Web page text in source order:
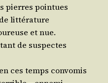
pierres pointues
littérature
et nue.
de sus­pectes
ces temps convomis